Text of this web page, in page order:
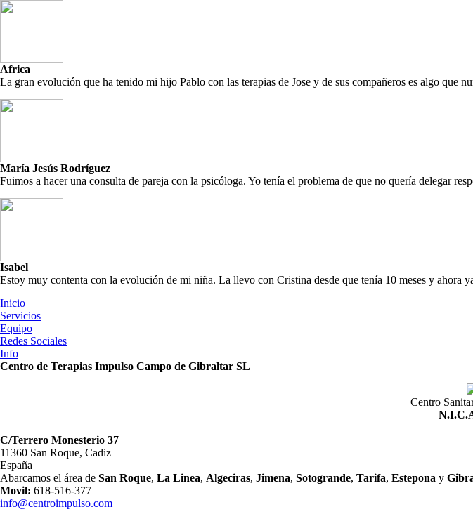
Africa
La gran evolución que ha tenido mi hijo Pablo con las terapias de Jose y de sus compañeros es algo que
María Jesús Rodríguez
Fuimos a hacer una consulta de pareja con la psicóloga. Yo tenía el problema de que no quería delegar
Isabel
Estoy muy contenta con la evolución de mi niña. La llevo con Cristina desde que tenía 10 meses y ahora
Inicio
Servicios
Equipo
Redes Sociales
Info
Centro de Terapias Impulso Campo de Gibraltar SL
Centro
C/Terrero Monesterio 37
11360 San Roque, Cadiz
España
Abarcamos el área de San Roque, La Linea, Algeciras, Jimena, Sotogrande, Tarifa, Estepona y
Movil: 618-516-377
info@centroimpulso.com